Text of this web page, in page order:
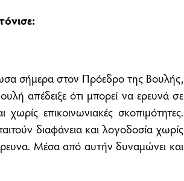
σήμερα στον Πρόεδρο της Βουλής,
απέδειξε ότι μπορεί να ερευνά σε
επικοινωνιακές σκοπιμότητες.
διαφάνεια και λογοδοσία χωρίς
Μέσα από αυτήν δυναμώνει και